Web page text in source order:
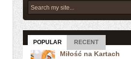
POPULAR RECENT
Miłość na Kartach